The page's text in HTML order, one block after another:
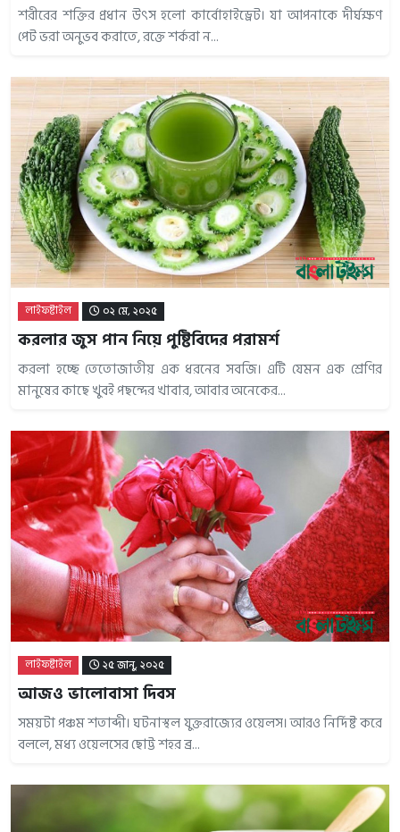
শরীরের শক্তির প্রধান উৎস হলো কার্বোহাইড্রেট। যা আপনাকে দীর্ঘক্ষণ
পেট ভরা অনুভব করাতে, রক্তে শর্করা ন...
লাইফষ্টাইল ০২ মে, ২০২৫
করলার জুস পান নিয়ে পুষ্টিবিদের পরামর্শ
করলা হচ্ছে তেতোজাতীয় এক ধরনের সবজি। এটি যেমন এক শ্রেণির
মানুষের কাছে খুবই পছন্দের খাবার, আবার অনেকের...
লাইফষ্টাইল ২৫ জানু, ২০২৫
আজও ভালোবাসা দিবস
সময়টা পঞ্চম শতাব্দী। ঘটনাস্থল যুক্তরাজ্যের ওয়েলস। আরও নির্দিষ্ট করে
বললে, মধ্য ওয়েলসের ছোট্ট শহর ব্র...